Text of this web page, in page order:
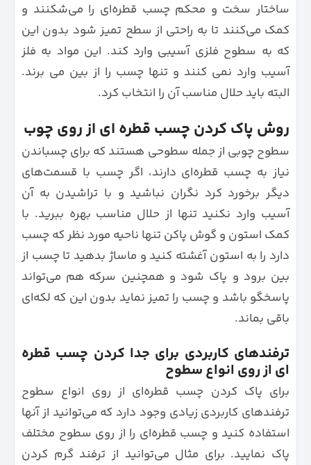
ساختار سخت و محکم چسب قطره‌ای را می‌شکنند و
کمک می‌کنند تا به راحتی از سطح تمیز شود بدون این
که به سطوح فلزی آسیبی وارد کند. این مواد به فلز
آسیب وارد نمی کنند و تنها چسب را از بین می برند.
البته باید حلال مناسب آن را انتخاب کرد.
روش پاک کردن چسب قطره ای از روی چوب
سطوح چوبی از جمله سطوحی هستند که برای چسباندن
نیاز به چسب قطره‌ای دارند، اگر چسب با قسمت‌های
دیگر برخورد کرد نگران نباشید و با تراشیدن به آن
آسیب وارد نکنید تنها از حلال مناسب بهره ببرید. با
کمک استون و گوش پاکن تنها ناحیه مورد نظر که چسب
دارد را به استون آغشته کنید و ماساژ بدهید تا چسب از
بین برود و پاک شود و همچنین سرکه هم می‌تواند
پاسخگو باشد و چسب را تمیز نماید بدون این که لکه‌ای
باقی بماند.
ترفندهای کاربردی برای جدا کردن چسب قطره
ای از روی انواع سطوح
برای پاک کردن چسب قطره‌ای از روی انواع سطوح
ترفندهای کاربردی زیادی وجود دارد که می‌توانید از آنها
استفاده کنید و چسب قطره‌ای را از روی سطوح مختلف
پاک نمایید. برای مثال می‌توانید از ترفند گرم کردن